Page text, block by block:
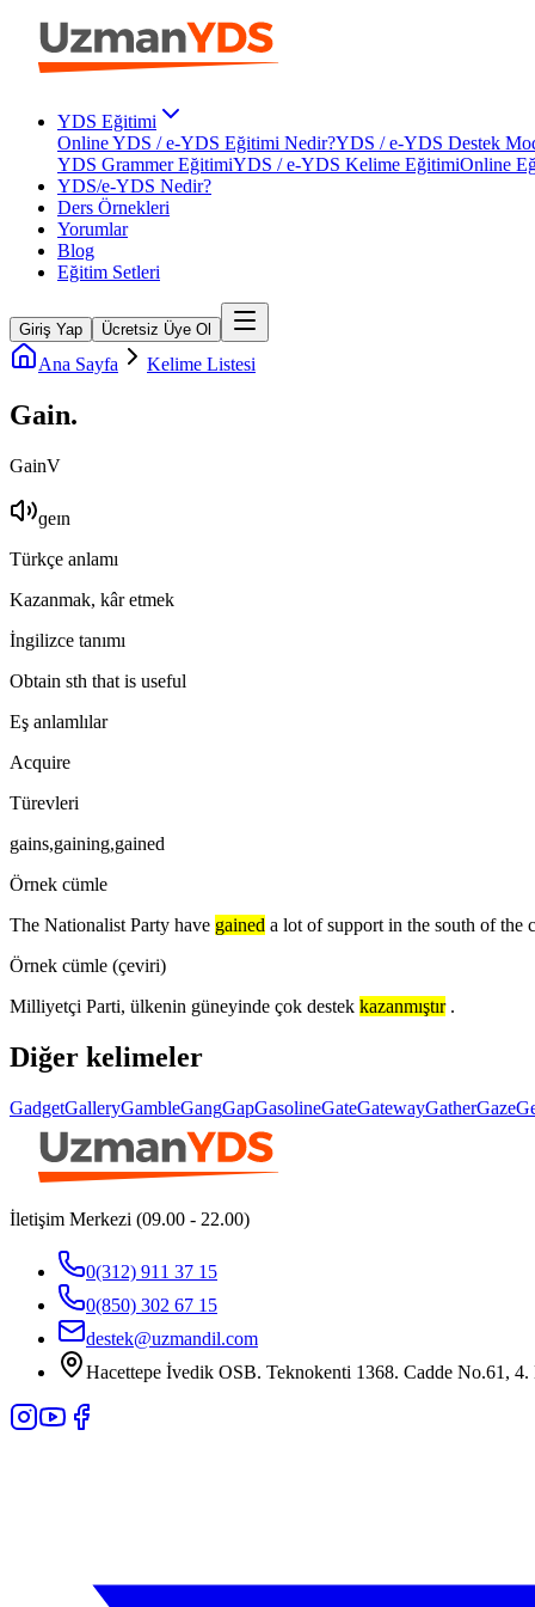
YDS Eğitimi
Online YDS / e-YDS Eğitimi Nedir?YDS / e-YDS Destek
YDS Grammer EğitimiYDS / e-YDS Kelime EğitimiOnline
YDS/e-YDS Nedir?
Ders Örnekleri
Yorumlar
Blog
Eğitim Setleri
Giriş Yap Ücretsiz Üye Ol
Ana Sayfa Kelime Listesi
Gain.
GainV
ɡeɪn
Türkçe anlamı
Kazanmak, kâr etmek
İngilizce tanımı
Obtain sth that is useful
Eş anlamlılar
Acquire
Türevleri
gains,gaining,gained
Örnek cümle
The Nationalist Party have gained a lot of support in the south of the
Örnek cümle (çeviri)
Milliyetçi Parti, ülkenin güneyinde çok destek kazanmıştır .
Diğer kelimeler
GadgetGalleryGambleGangGapGasolineGateGatewayGatherGaze
İletişim Merkezi (09.00 - 22.00)
0(312) 911 37 15
0(850) 302 67 15
destek@uzmandil.com
Hacettepe İvedik OSB. Teknokenti 1368. Cadde No.61,